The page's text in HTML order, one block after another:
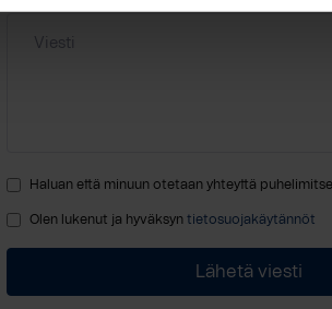
Haluan että minuun otetaan yhteyttä puhelimitse
Olen lukenut ja hyväksyntietosuojakäytännöt